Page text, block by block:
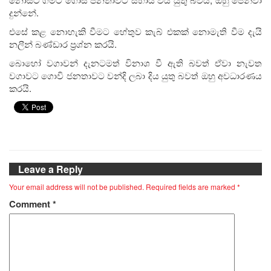
දුන්නේ.
එසේ කළ නොහැකි වීමට හේතුව කැබ් එකක් නොමැති වීම දැයි
නලීන් බණ්ඩාර ප්‍රශ්න කරයි.
බොහෝ වගාවන් දැනටමත් විනාශ වී ඇති බවත් ඒවා නැවත
වගාවට ගොවි ජනතාවට වන්දි ලබා දිය යුතු බවත් ඔහු අවධාරණය
කරයි.
Leave a Reply
Your email address will not be published. Required fields are marked *
Comment*